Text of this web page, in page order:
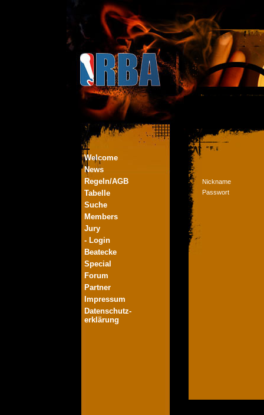
Welcome
News
Regeln/AGB
Tabelle
Suche
Members
Jury
- Login
Beatecke
Special
Forum
Partner
Impressum
Datenschutz-
erklärung
Nickname
Passwort